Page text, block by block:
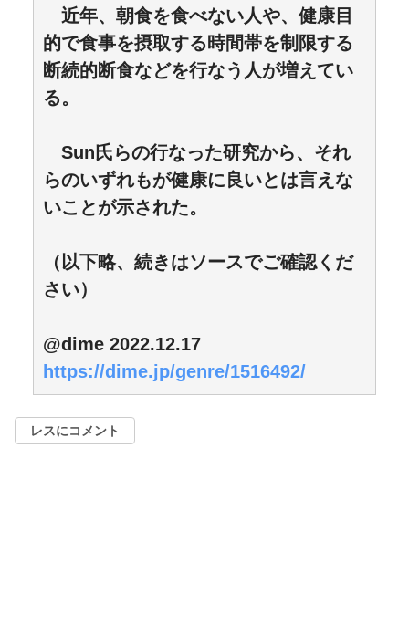
近年、朝食を食べない人や、健康目
的で食事を摂取する時間帯を制限する
断続的断食などを行なう人が増えてい
る。
Sun氏らの行なった研究から、それ
らのいずれもが健康に良いとは言えな
いことが示された。
（以下略、続きはソースでご確認くだ
さい）
@dime 2022.12.17
https://dime.jp/genre/1516492/
レスにコメント